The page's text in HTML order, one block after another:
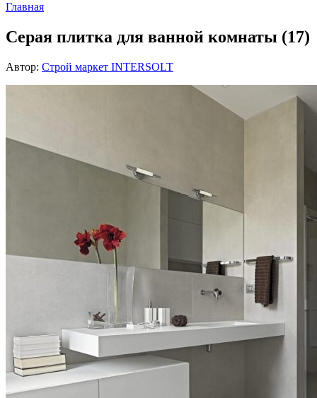
Главная
Серая плитка для ванной комнаты (17)
Автор: Строй маркет INTERSOLT